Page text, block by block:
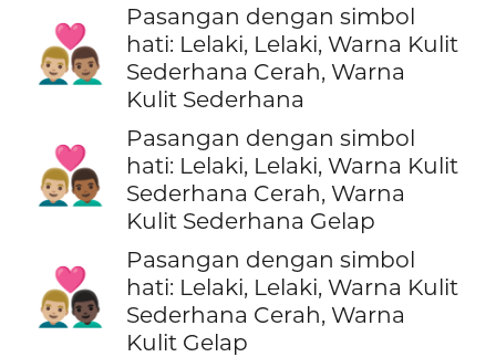
👨🏼‍❤️‍👨🏽
Pasangan dengan simbol
hati: Lelaki, Lelaki, Warna Kulit
Sederhana Cerah, Warna
Kulit Sederhana
👨🏼‍❤️‍👨🏾
Pasangan dengan simbol
hati: Lelaki, Lelaki, Warna Kulit
Sederhana Cerah, Warna
Kulit Sederhana Gelap
👨🏼‍❤️‍👨🏿
Pasangan dengan simbol
hati: Lelaki, Lelaki, Warna Kulit
Sederhana Cerah, Warna
Kulit Gelap